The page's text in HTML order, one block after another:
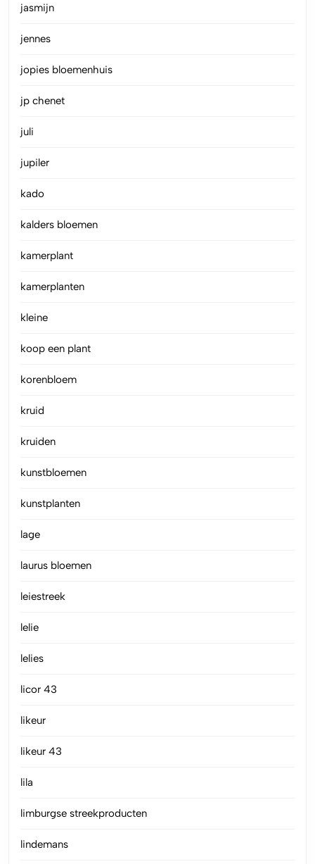
jasmijn
jennes
jopies bloemenhuis
jp chenet
juli
jupiler
kado
kalders bloemen
kamerplant
kamerplanten
kleine
koop een plant
korenbloem
kruid
kruiden
kunstbloemen
kunstplanten
lage
laurus bloemen
leiestreek
lelie
lelies
licor 43
likeur
likeur 43
lila
limburgse streekproducten
lindemans